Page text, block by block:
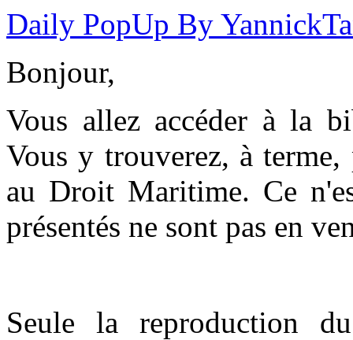
Daily PopUp By
Bonjour,
Vous allez accéder à la
Vous y trouverez, à terme,
au Droit Maritime. Ce
présentés ne sont pas en
Seule la reproduction